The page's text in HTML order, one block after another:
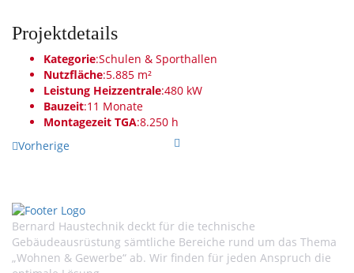
Projektdetails
Kategorie:Schulen & Sporthallen
Nutzfläche:5.885 m²
Leistung Heizzentrale:480 kW
Bauzeit:11 Monate
Montagezeit TGA:8.250 h
Vorherige
Bernard Haustechnik deckt für die technische
Gebäudeausrüstung sämtliche Bereiche rund um das Thema
„Wohnen & Gewerbe“ ab. Wir finden für jeden Anspruch die